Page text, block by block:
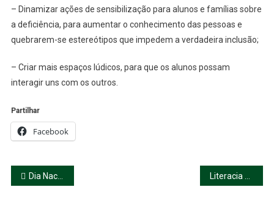
– Dinamizar ações de sensibilização para alunos e famílias sobre
a deficiência, para aumentar o conhecimento das pessoas e
quebrarem-se estereótipos que impedem a verdadeira inclusão;
– Criar mais espaços lúdicos, para que os alunos possam
interagir uns com os outros.
Partilhar
Facebook
Navegação
Dia Nacional da Cultura Científica